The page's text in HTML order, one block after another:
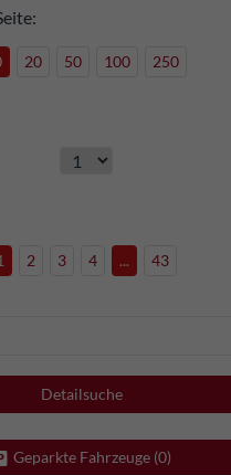
20 50 100 250
2 3 4 ... 43
Detailsuche
Geparkte Fahrzeuge (0)